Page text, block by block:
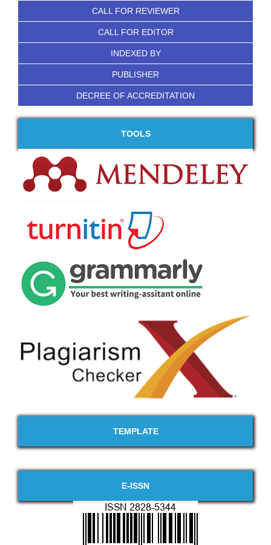
CALL FOR REVIEWER
CALL FOR EDITOR
INDEXED BY
PUBLISHER
DECREE OF ACCREDITATION
TOOLS
TEMPLATE
E-ISSN